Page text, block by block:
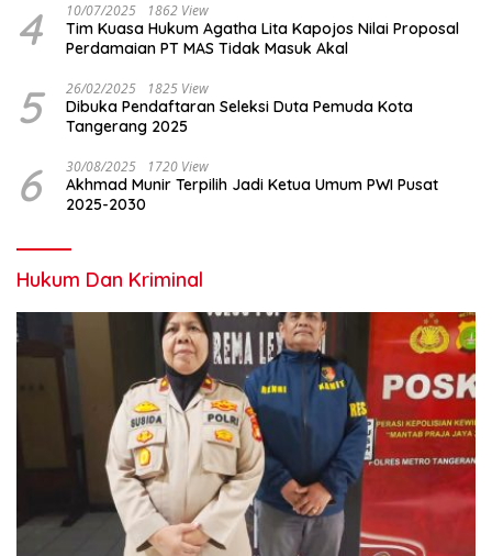
4 10/07/2025 1862 View
Tim Kuasa Hukum Agatha Lita Kapojos Nilai Proposal
Perdamaian PT MAS Tidak Masuk Akal
5 26/02/2025 1825 View
Dibuka Pendaftaran Seleksi Duta Pemuda Kota
Tangerang 2025
6 30/08/2025 1720 View
Akhmad Munir Terpilih Jadi Ketua Umum PWI Pusat
2025-2030
Hukum Dan Kriminal